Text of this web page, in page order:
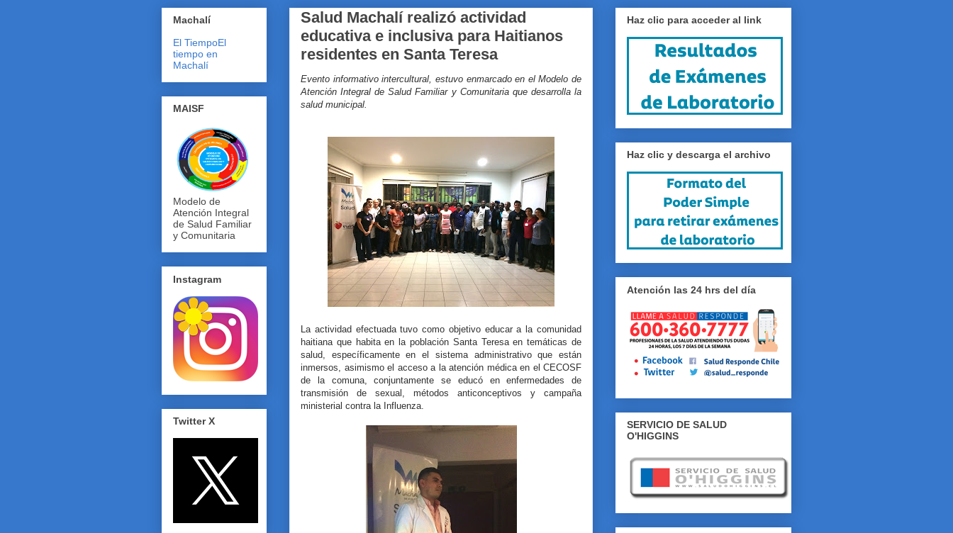
Salud Machalí realizó actividad
educativa e inclusiva para Haitianos
residentes en Santa Teresa
Evento informativo intercultural, estuvo enmarcado en el Modelo de
Atención Integral de Salud Familiar y Comunitaria que desarrolla la
salud municipal.
La actividad efectuada tuvo como objetivo educar a la comunidad
haitiana que habita en la población Santa Teresa en temáticas de
salud, específicamente en el sistema administrativo que están
inmersos, asimismo el acceso a la atención médica en el CECOSF
de la comuna, conjuntamente se educó en enfermedades de
transmisión de sexual, métodos anticonceptivos y campaña
ministerial contra la Influenza.
Machalí
El TiempoEl
tiempo en
Machalí
MAISF
Modelo de
Atención Integral
de Salud Familiar
y Comunitaria
Instagram
Twitter X
Haz clic para acceder al link
Haz clic y descarga el archivo
Atención las 24 hrs del día
SERVICIO DE SALUD
O'HIGGINS